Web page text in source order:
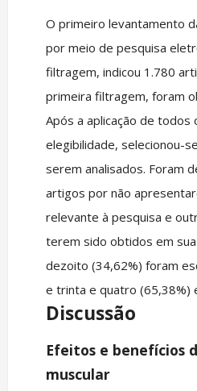
O primeiro levantamento
por meio de pesquisa
filtragem, indicou 1.780
primeira filtragem, foram
Após a aplicação de todos
elegibilidade, selecionou-
serem analisados. Foram
artigos por não
relevante à pesquisa e
terem sido obtidos em
dezoito (34,62%) foram
e trinta e quatro (65,38%)
Discussão
Efeitos e benefícios
muscular